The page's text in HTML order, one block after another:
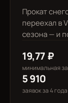
Прокат
переехал в
сезона — и
19,77 ₽
минимальная
5 910
заявок за 4 года